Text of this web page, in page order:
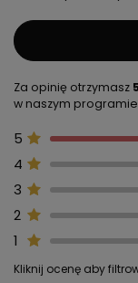
Za opinię otrzymasz
w naszym
5
4
3
2
1
Kliknij ocenę aby